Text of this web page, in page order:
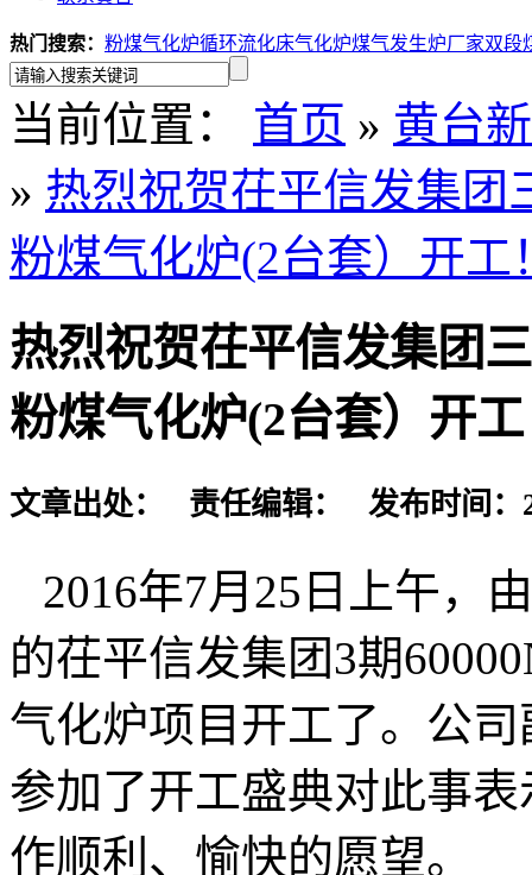
热门搜索： 粉煤气化炉循环流化床气化炉煤气发生炉厂家双段
当前位置： 首页 » 黄台
» 热烈祝贺茌平信发集团
粉煤气化炉(2台套）开工
热烈祝贺茌平信发集团
粉煤气化炉(2台套）开
文章出处： 责任编辑： 发布时间：
2016年7月 25 日上午，
的茌平信发集团3期
气化炉项目开工了。 公
参加了开工盛典对此事
作顺利、愉快的愿望。